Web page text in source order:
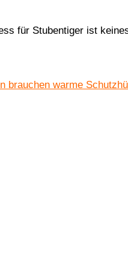
für Stubentiger ist
brauchen warme